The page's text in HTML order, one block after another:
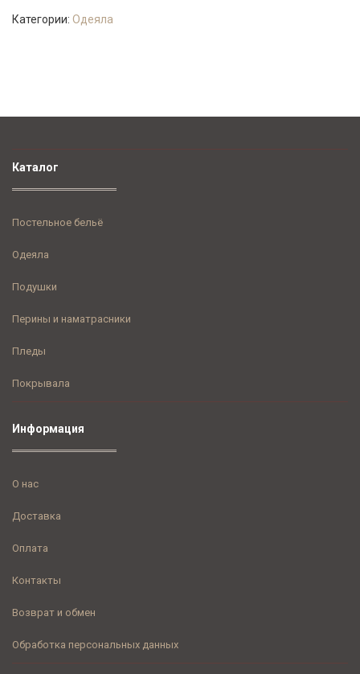
Категории: Одеяла
Каталог
Постельное бельё
Одеяла
Подушки
Перины и наматрасники
Пледы
Покрывала
Информация
О нас
Доставка
Оплата
Контакты
Возврат и обмен
Обработка персональных данных